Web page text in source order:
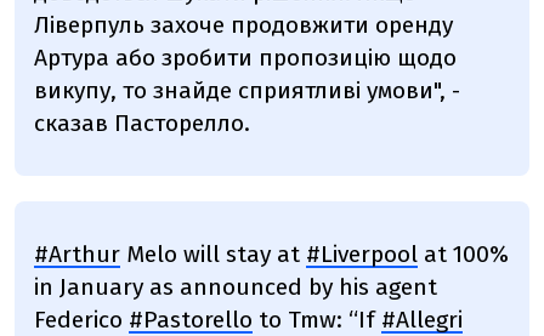
Ліверпуль захоче продовжити оренду
Артура або зробити пропозицію щодо
викупу, то знайде сприятливі умови", -
сказав Пасторелло.
#Arthur Melo will stay at #Liverpool at 100%
in January as announced by his agent
Federico #Pastorello to Tmw: “If #Allegri